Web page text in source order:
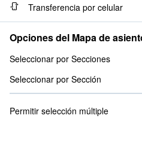
Transferencia por celular
Opciones del Mapa de
Seleccionar por Secciones
Seleccionar por Sección
Permitir selección múltiple